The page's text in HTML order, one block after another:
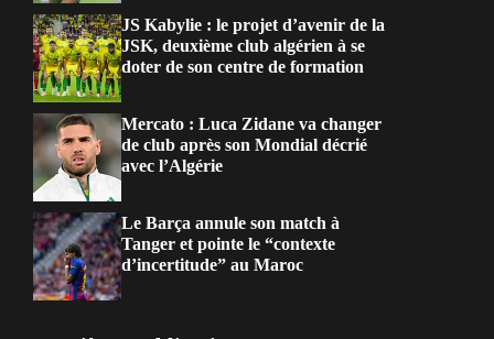
JS Kabylie : le projet d’avenir de la
JSK, deuxième club algérien à se
doter de son centre de formation
Mercato : Luca Zidane va changer
de club après son Mondial décrié
avec l’Algérie
Le Barça annule son match à
Tanger et pointe le “contexte
d’incertitude” au Maroc